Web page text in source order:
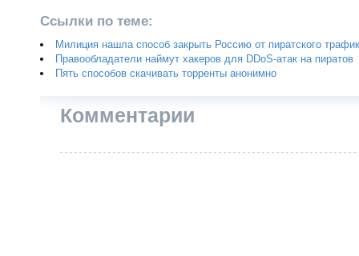
Ссылки по теме:
Милиция нашла способ закрыть Россию от пиратского
Правообладатели наймут хакеров для DDoS-атак на пиратов
Пять способов скачивать торренты анонимно
Комментарии